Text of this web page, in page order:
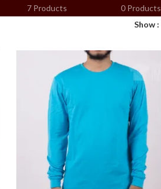
7 Products
0 Products
Show